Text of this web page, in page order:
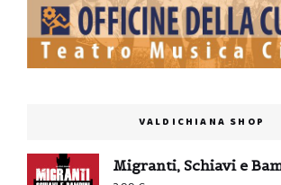
VALDICHIANA SHOP
Migranti, Schiavi e